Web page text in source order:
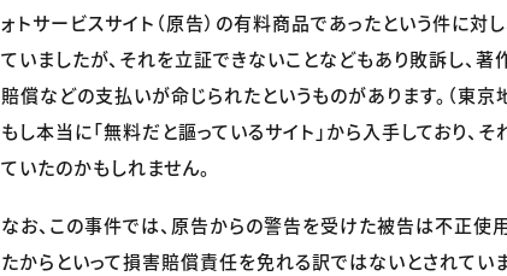
ォトサービスサイト（原告）の有料商品であったという件に対
ていましたが、それを立証できないことなどもあり敗訴し、
賠償などの支払いが命じられたというものがあります。（東
もし本当に「無料だと謳っているサイト」から入手しており、
ていたのかもしれません。
なお、この事件では、原告からの警告を受けた被告は不正使
たからといって損害賠償責任を免れる訳ではないとされてい